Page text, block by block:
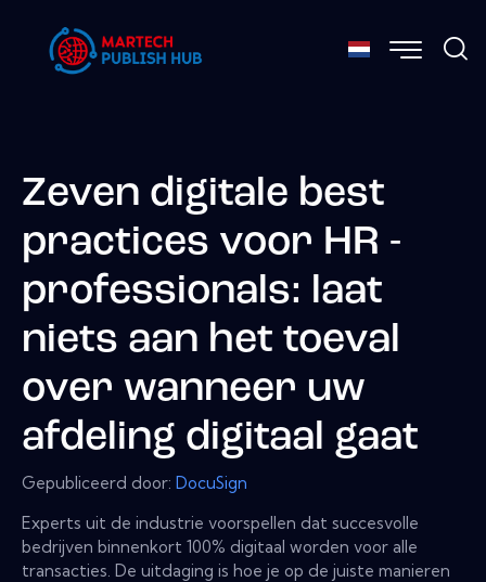
Zeven digitale best
practices voor HR -
professionals: laat
niets aan het toeval
over wanneer uw
afdeling digitaal gaat
Gepubliceerd door: DocuSign
Experts uit de industrie voorspellen dat succesvolle
bedrijven binnenkort 100% digitaal worden voor alle
transacties. De uitdaging is hoe je op de juiste manieren